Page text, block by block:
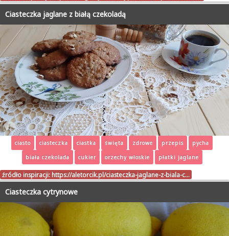
Ciasteczka jaglane z białą czekoladą
ciasto ciasteczka ciastka święta zdrowe przepis
pycha
biała czekolada
cukier orzechy włoskie płatki jaglane
źródło inspiracji: https://aletorcik.pl/ciasteczka-jaglane-z-biala-c…
Ciasteczka cytrynowe